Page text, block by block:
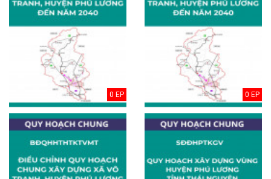
0 EP 0 EP